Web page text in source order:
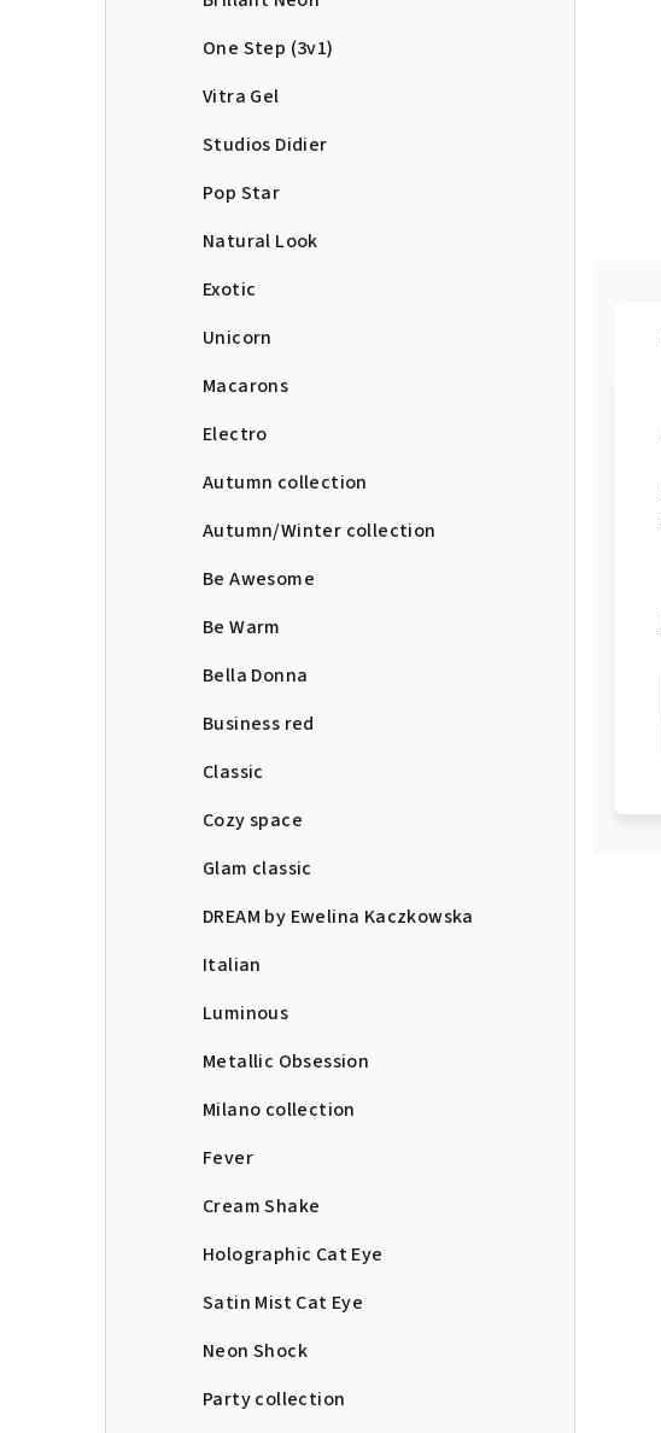
One Step (3v1)
Vitra Gel
Studios Didier
Pop Star
Natural Look
Exotic
Unicorn
Macarons
Electro
Autumn collection
Autumn/Winter collection
Be Awesome
Be Warm
Bella Donna
Business red
Classic
Cozy space
Glam classic
DREAM by Ewelina Kaczkowska
Italian
Luminous
Metallic Obsession
Milano collection
Fever
Cream Shake
Holographic Cat Eye
Satin Mist Cat Eye
Neon Shock
Party collection